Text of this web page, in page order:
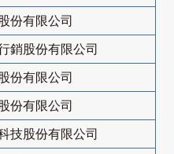
份有限公司
銷股份有限公司
份有限公司
份有限公司
技股份有限公司